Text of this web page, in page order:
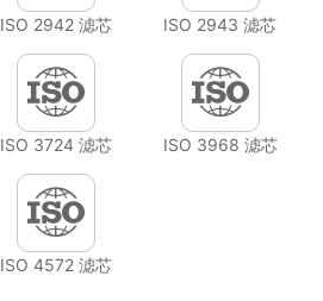
ISO 2942 滤芯 ISO 2943 滤芯
ISO 3724 滤芯 ISO 3968 滤芯
ISO 4572 滤芯